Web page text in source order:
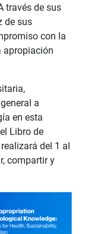
través de sus
de sus
con la
apropiación
a
en esta
Libro de
del 1 al
compartir y